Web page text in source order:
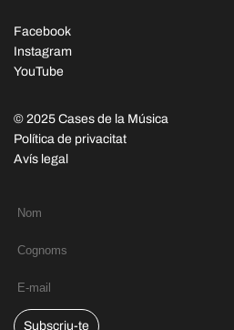
Facebook
Instagram
YouTube
© 2025 Cases de la Música
Política de privacitat
Avís legal
Subscriu-te